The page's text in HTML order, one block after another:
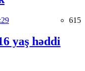
615
yaş həddi